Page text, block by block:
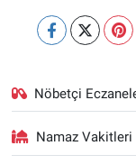
Nöbetçi
Namaz Vakitleri